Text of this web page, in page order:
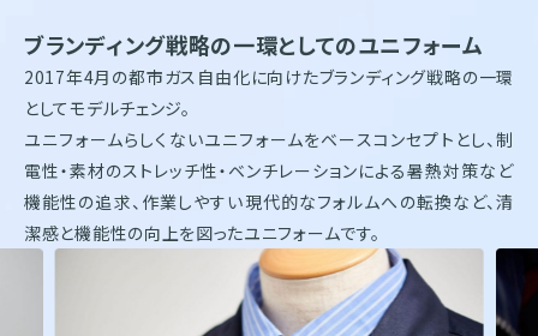
〒102－8115
東京都千代田区飯田橋二丁目10－10
TEL：03-5226-1333
Copyright(C)2025 Onward Corporate Design CO., Ltd.
個人情報保護方針
電子公告（2024年3月28日以前）
ブランディング戦略の一環としてのユニフォーム
2017年4月の都市ガス自由化に向けたブランディング戦略の一環
としてモデルチェンジ。
ユニフォームらしくないユニフォームをベースコンセプトとし、制
電性・素材のストレッチ性・ベンチレーションによる暑熱対策など
機能性の追求、作業しやすい現代的なフォルムへの転換など、清
潔感と機能性の向上を図ったユニフォームです。